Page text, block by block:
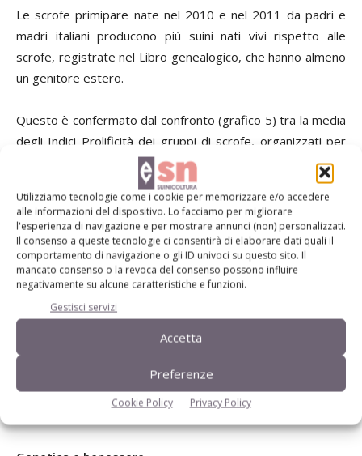
Utilizziamo tecnologie come i cookie per memorizzare e/o accedere
alle informazioni del dispositivo. Lo facciamo per migliorare
l'esperienza di navigazione e per mostrare annunci (non) personalizzati.
Il consenso a queste tecnologie ci consentirà di elaborare dati quali il
comportamento di navigazione o gli ID univoci su questo sito. Il
mancato consenso o la revoca del consenso possono influire
negativamente su alcune caratteristiche e funzioni.
Gestisci servizi
Accetta
Preferenze
Cookie Policy Privacy Policy
Le scrofe primipare nate nel 2010 e nel 2011 da padri e
madri italiani producono più suini nati vivi rispetto alle
scrofe, registrate nel Libro genealogico, che hanno almeno
un genitore estero.
Questo è confermato dal confronto (grafico 5) tra la media
degli Indici Prolificità dei gruppi di scrofe, organizzati per
I gruppi genetici sono distinti per anno di nascita delle
scrofe (2010; 2011).
I gruppi con almeno un genitore straniero sono identificati
con la sigla del Paese (FR Francia, IE, Irlanda, ES Spagna), i
gruppi IT sono costituiti da scrofe con padre e madre
L'Indice prolificità è espresso in unità di deviazione
standard: LW 1=+0,26 suinetti nati vivi/parto; L 1=+0,34